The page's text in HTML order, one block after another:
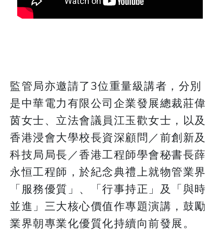
監管局亦邀請了3位重量級講者，分別
是中華電力有限公司企業發展總裁莊偉
茵女士、立法會議員江玉歡女士，以及
香港浸會大學校長資深顧問／前創新及
科技局局長／香港工程師學會秘書長薛
永恒工程師，於紀念典禮上就物管業界
「服務優質」、「行事持正」及「與時
並進」三大核心價值作專題演講，鼓勵
業界朝專業化優質化持續向前發展。